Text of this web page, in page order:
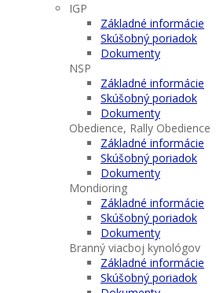
IGP
Základné informácie
Skúšobný poriadok
Dokumenty
NSP
Základné informácie
Skúšobný poriadok
Dokumenty
Obedience, Rally Obedience
Základné informácie
Skúšobný poriadok
Dokumenty
Mondioring
Základné informácie
Skúšobný poriadok
Dokumenty
Branný viacboj kynológov
Základné informácie
Skúšobný poriadok